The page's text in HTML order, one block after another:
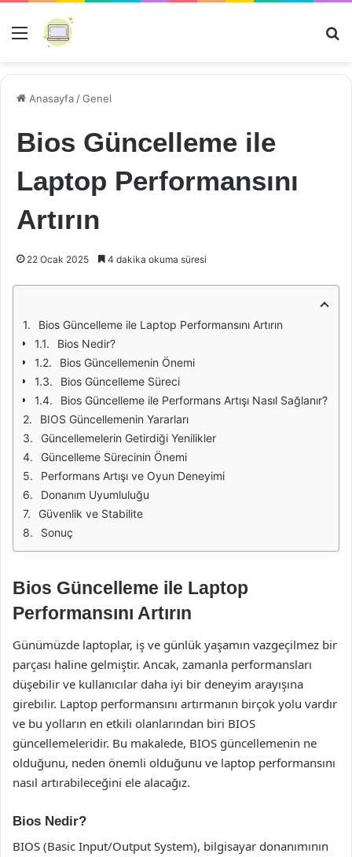
Menü
Anasayfa /Genel
Bios Güncelleme ile
Laptop Performansını
Artırın
22 Ocak 2025 4 dakika okuma süresi
Bios Güncelleme ile Laptop Performansını Artırın
Bios Nedir?
Bios Güncellemenin Önemi
Bios Güncelleme Süreci
Bios Güncelleme ile Performans Artışı Nasıl Sağlanır?
BIOS Güncellemenin Yararları
Güncellemelerin Getirdiği Yenilikler
Güncelleme Sürecinin Önemi
Performans Artışı ve Oyun Deneyimi
Donanım Uyumluluğu
Güvenlik ve Stabilite
Sonuç
Bios Güncelleme ile Laptop
Performansını Artırın
Günümüzde laptoplar, iş ve günlük yaşamın vazgeçilmez bir
parçası haline gelmiştir. Ancak, zamanla performansları
düşebilir ve kullanıcılar daha iyi bir deneyim arayışına
girebilir. Laptop performansını artırmanın birçok yolu vardır
ve bu yolların en etkili olanlarından biri BIOS
güncellemeleridir. Bu makalede, BIOS güncellemenin ne
olduğunu, neden önemli olduğunu ve laptop performansını
nasıl artırabileceğini ele alacağız.
Bios Nedir?
BIOS (Basic Input/Output System), bilgisayar donanımının